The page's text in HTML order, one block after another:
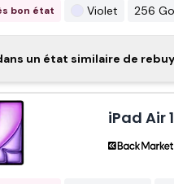
Apple iPad Air 13"
génération 2024
bon état Violet 256
Apple iPad Air 6
bon état
un état similaire de
iPad Air